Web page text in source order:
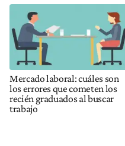
Mercado laboral: cuáles son
los errores que cometen los
recién graduados al buscar
trabajo